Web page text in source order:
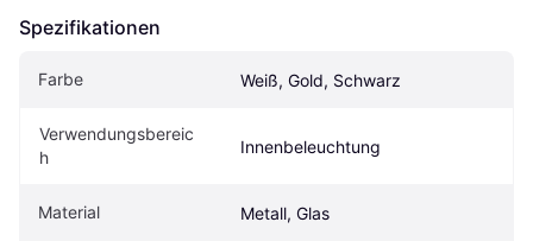
Spezifikationen
Farbe Weiß, Gold, Schwarz
Verwendungsbereic
h
Innenbeleuchtung
Material Metall, Glas